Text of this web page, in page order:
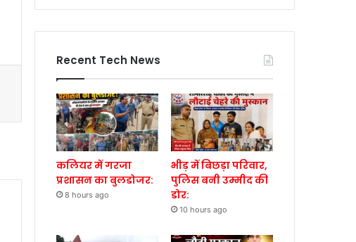
Recent Tech News
कलियर में गरजा
प्रशासन का बुलडोजर:
8 hours ago
भीड़ में बिछड़ा परिवार,
पुलिस बनी उम्मीद की
डोर:
10 hours ago